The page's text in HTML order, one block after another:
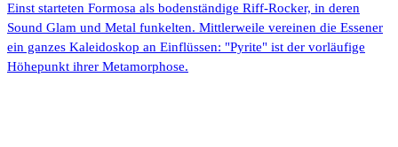
Einst starteten Formosa als bodenständige Riff-Rocker, in deren
Sound Glam und Metal funkelten. Mittlerweile vereinen die Essener
ein ganzes Kaleidoskop an Einflüssen: "Pyrite" ist der vorläufige
Höhepunkt ihrer Metamorphose.